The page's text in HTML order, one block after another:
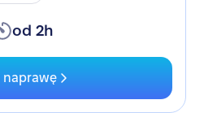
od 2h
naprawę